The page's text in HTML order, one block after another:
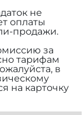
не
оплаты
продажи.
за
тарифам
в
на карточку